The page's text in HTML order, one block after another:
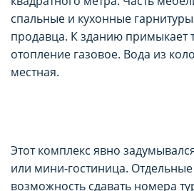
спальные и кухонные
продавца. К зданию примыкает
отопление газовое. Вода из
местная.
Этот комплекс явно
или мини-гостиница.
возможность сдавать номера